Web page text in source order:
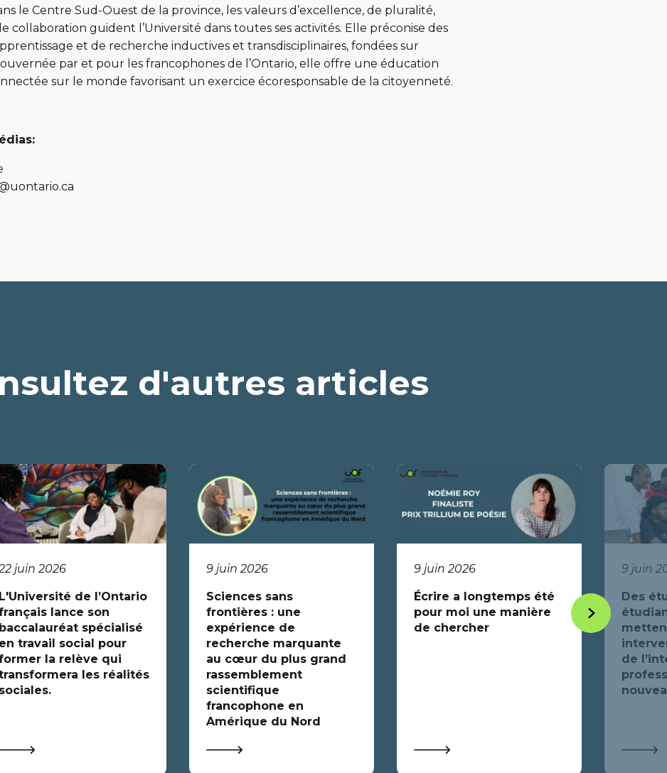
dans
une
nouvelle
fenêtre
le Centre Sud-Ouest de la province, les valeurs d’excellence, de pluralité,
collaboration guident l’Université dans toutes ses activités. Elle préconise des
et de recherche inductives et transdisciplinaires, fondées sur
par et pour les francophones de l’Ontario, elle offre une éducation
sur le monde favorisant un exercice écoresponsable de la citoyenneté.
d'autres articles
juin 2026
L'Université de l’Ontario
lance son
baccalauréat spécialisé
en travail social pour
la relève qui
les réalités
sociales.
9 juin 2026
Sciences sans
frontières : une
expérience de
recherche marquante
au cœur du plus grand
rassemblement
scientifique
francophone en
Amérique du Nord
9 juin 2026
Écrire a longtemps été
pour moi une manière
de chercher
9 juin
Des
de
Item
suivant